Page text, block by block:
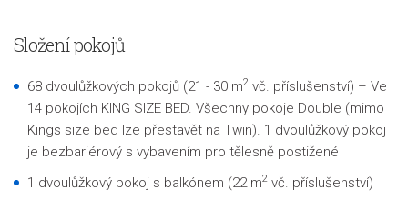
Složení pokojů
68 dvoulůžkových pokojů (21 - 30 m2 vč. příslušenství) – Ve
14 pokojích KING SIZE BED. Všechny pokoje Double (mimo
Kings size bed lze přestavět na Twin). 1 dvoulůžkový pokoj
je bezbariérový s vybavením pro tělesně postižené
1 dvoulůžkový pokoj s balkónem (22 m2 vč. příslušenství)